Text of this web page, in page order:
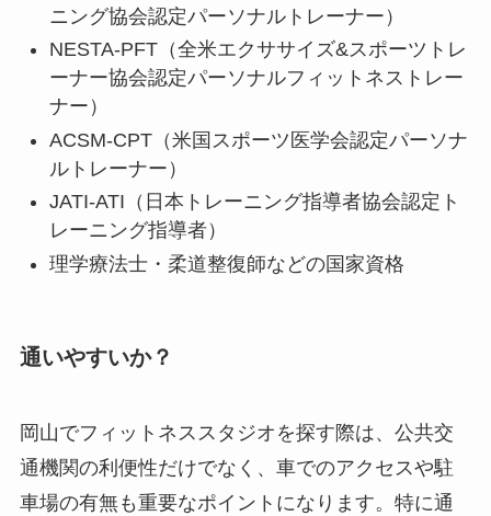
ニング協会認定パーソナルトレーナー）
NESTA-PFT（全米エクササイズ&スポーツトレ
ーナー協会認定パーソナルフィットネストレー
ナー）
ACSM-CPT（米国スポーツ医学会認定パーソナ
ルトレーナー）
JATI-ATI（日本トレーニング指導者協会認定ト
レーニング指導者）
理学療法士・柔道整復師などの国家資格
通いやすいか？
岡山でフィットネススタジオを探す際は、公共交
通機関の利便性だけでなく、車でのアクセスや駐
車場の有無も重要なポイントになります。特に通